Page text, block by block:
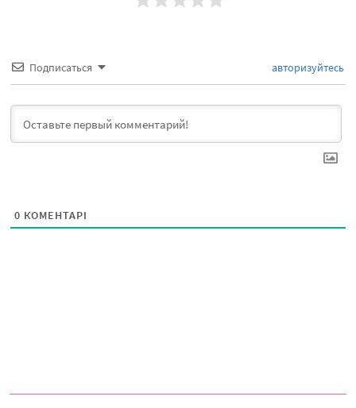
Подписаться авторизуйтесь
0 КОМЕНТАРІ